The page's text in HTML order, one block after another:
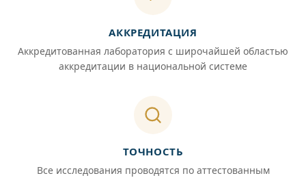
АККРЕДИТАЦИЯ
Аккредитованная лаборатория с широчайшей областью
аккредитации в национальной системе
ТОЧНОСТЬ
Все исследования проводятся по аттестованным